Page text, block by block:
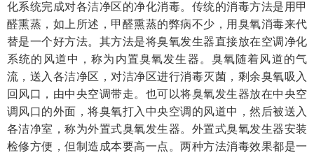
化系统完成对各洁净区的净化消毒。传统的消毒方法是用甲
醛熏蒸，如上所述，甲醛熏蒸的弊病不少，用臭氧消毒来代
替是一个好方法。其方法是将臭氧发生器直接放在空调净化
系统的风道中，称为内置臭氧发生器。臭氧随着风道的气
流，送入各洁净区，对洁净区进行消毒灭菌，剩余臭氧吸入
回风口，由中央空调带走。也可以将臭氧发生器放在中央空
调风口的外面，将臭氧打入中央空调的风道中，然后被送入
各洁净室，称为外置式臭氧发生器。外置式臭氧发生器安装
检修方便，但制造成本要高一点。两种方法消毒效果都是一